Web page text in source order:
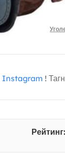
Instagram !
Рейтинг: